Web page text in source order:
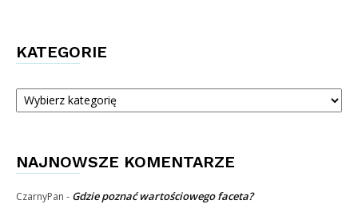
KATEGORIE
Kategorie
NAJNOWSZE KOMENTARZE
CzarnyPan - Gdzie poznać wartościowego faceta?